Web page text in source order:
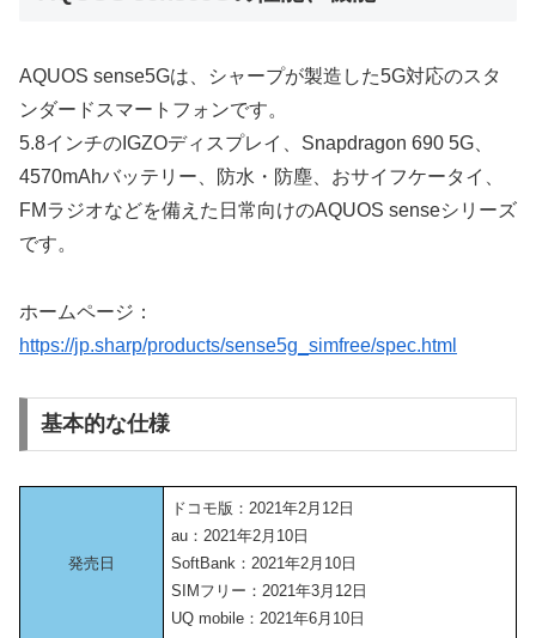
AQUOS sense5Gは、シャープが製造した5G対応のスタ
ンダードスマートフォンです。
5.8インチのIGZOディスプレイ、Snapdragon 690 5G、
4570mAhバッテリー、防水・防塵、おサイフケータイ、
FMラジオなどを備えた日常向けのAQUOS senseシリーズ
です。
ホームページ：
https://jp.sharp/products/sense5g_simfree/spec.html
基本的な仕様
発売日
ドコモ版：2021年2月12日
au：2021年2月10日
SoftBank：2021年2月10日
SIMフリー：2021年3月12日
UQ mobile：2021年6月10日